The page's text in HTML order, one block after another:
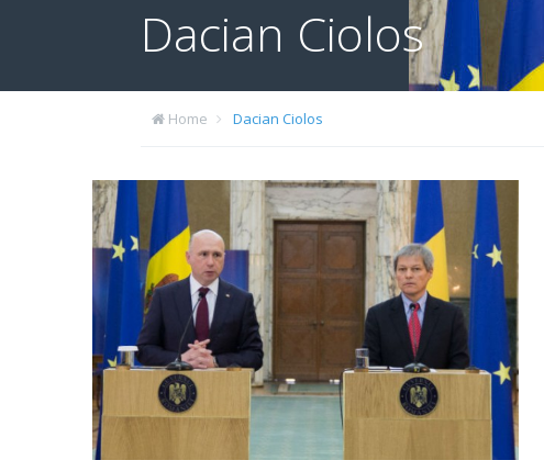
Dacian Ciolos
Home Dacian Ciolos